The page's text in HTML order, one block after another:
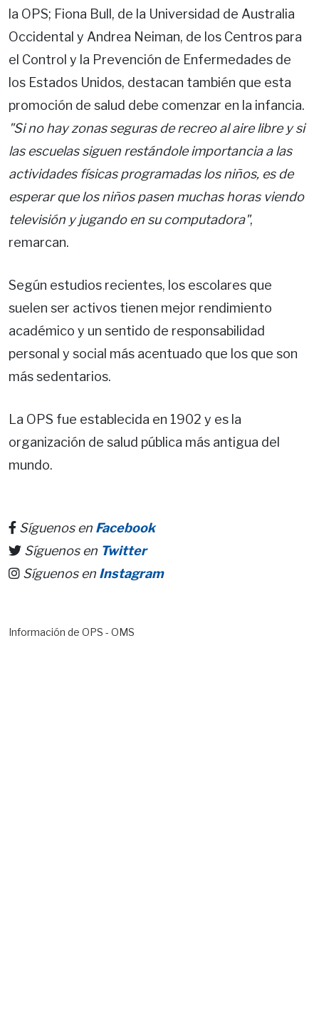
la OPS; Fiona Bull, de la Universidad de Australia
Occidental y Andrea Neiman, de los Centros para
el Control y la Prevención de Enfermedades de
los Estados Unidos, destacan también que esta
promoción de salud debe comenzar en la infancia.
"Si no hay zonas seguras de recreo al aire libre y si
las escuelas siguen restándole importancia a las
actividades físicas programadas los niños, es de
esperar que los niños pasen muchas horas viendo
televisión y jugando en su computadora",
remarcan.
Según estudios recientes, los escolares que
suelen ser activos tienen mejor rendimiento
académico y un sentido de responsabilidad
personal y social más acentuado que los que son
más sedentarios.
La OPS fue establecida en 1902 y es la
organización de salud pública más antigua del
mundo.
Síguenos en Facebook
Síguenos en Twitter
Síguenos en Instagram
Información de OPS - OMS